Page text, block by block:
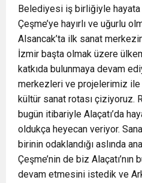
Belediyesi iş birliğiyle
Çeşme’ye hayırlı ve uğurlu
Alsancak’ta ilk sanat
İzmir başta olmak üzere
katkıda bulunmaya devam
merkezleri ve projelerimiz ile
kültür sanat rotası çiziyoruz.
bugün itibariyle Alaçatı’da
oldukça heyecan veriyor.
birinin odaklandığı aslında
Çeşme’nin de biz
devam etmesini istedik ve